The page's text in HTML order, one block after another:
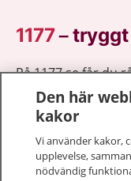
1177–tryggt
På 1177.se får du
sjukdomar och
Logga in för att
1177 ger dig råd
Den här
kakor
Vi använder kakor,
upplevelse,
nödvändig